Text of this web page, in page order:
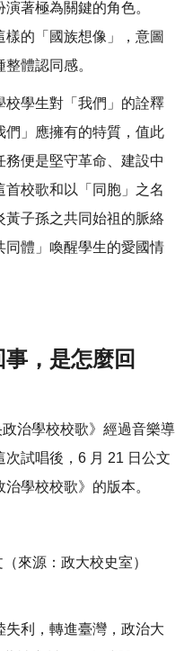
著極為關鍵的角色。
樣的「國族想像」，意圖
體認同感。
校學生對「我們」的詮釋
們」應擁有的特質，值此
便是堅守革命、建設中
校歌和以「同胞」之名
黃子孫之共同始祖的脈絡
同體」喚醒學生的愛國情
，是怎麼回
治學校校歌》經過音樂導
試唱後，6 月 21 日公文
學校校歌》的版本。
來源：政大校史室）
利，轉進臺灣，政治大